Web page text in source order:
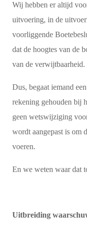
Wij hebben er altijd
uitvoering, in de
voorliggende
dat de hoogtes van de
van de verwijtbaarheid.
Dus, begaat iemand
rekening gehouden bij
geen wetswijziging
wordt aangepast is om
voeren.
En we weten waar dat
Uitbreiding